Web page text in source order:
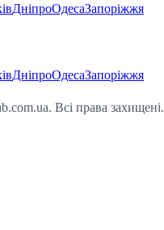
ДніпроОдесаЗапоріжжя
ДніпроОдесаЗапоріжжя
Всі права захищені.